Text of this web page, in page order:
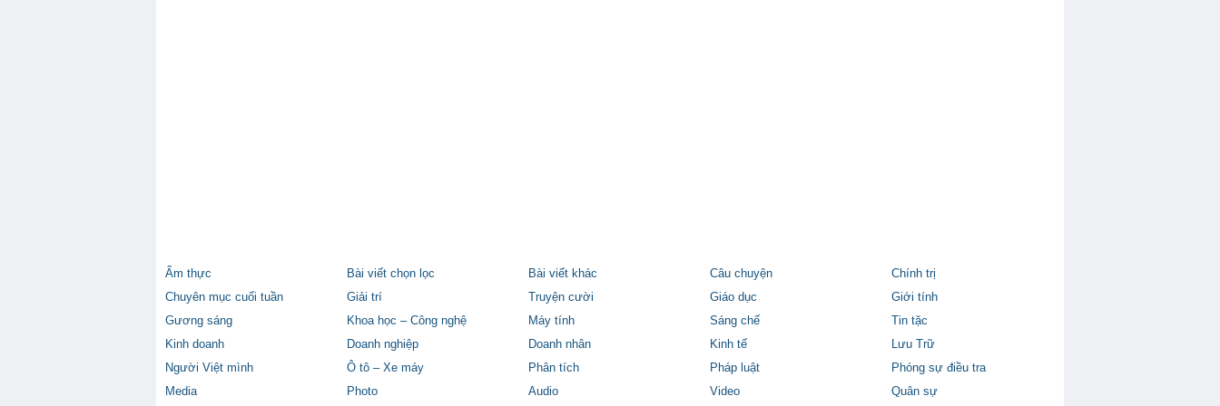
Ẩm thực Bài viết chọn lọc Bài viết khác Câu chuyện
Chính trị
Chuyên mục cuối tuần
Giải trí Truyện cười Giáo dục
Giới tính
Gương sáng
Khoa học – Công nghệ Máy tính Sáng chế
Tin tặc
Kinh doanh
Doanh nghiệp Doanh nhân Kinh tế
Lưu Trữ
Người Việt mình
Ô tô – Xe máy Phân tích Pháp luật
Phóng sự điều tra
Media
Photo Audio Video Quân sự